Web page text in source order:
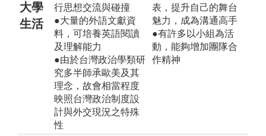
大學
生活
行思想交流與碰撞
●大量的外語文獻資
料，可培養英語閱讀
及理解能力
●由於台灣政治學類研
究多半師承歐美及其
理念，故會相當程度
映照台灣政治制度設
計與外交現況之特殊
性
表，提升自己的舞台
魅力，成為溝通高手
●有許多以小組為活
動，能夠增加團隊合
作精神